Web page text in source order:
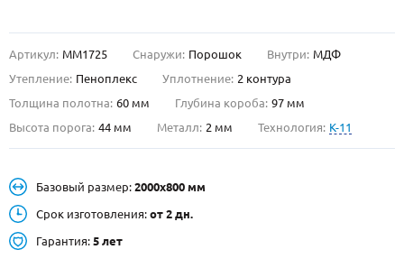
О НАС
Металлические двери от производителя с доставкой и установкой в
Москве и МО
НАЙТИ:
Артикул: ММ1725 Снаружи: Порошок Внутри: МДФ
Утепление: Пеноплекс Уплотнение: 2 контура
Толщина полотна: 60 мм Глубина короба: 97 мм
Высота порога: 44 мм Металл: 2 мм Технология: K-11
Базовый размер: 2000х800 мм
Срок изготовления: от 2 дн.
Гарантия: 5 лет